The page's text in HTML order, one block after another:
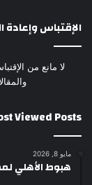
الإقتباس وإعادة
لا مانع من
Viewed Posts
مايو 8, 2026
هبوط الأهلي